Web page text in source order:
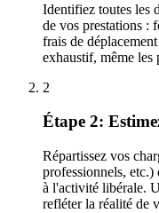
Identifiez toutes les
de vos prestations :
frais de
exhaustif, même les
2
Étape 2:
Répartissez vos
professionnels, etc.)
à l'activité libérale.
refléter la réalité de